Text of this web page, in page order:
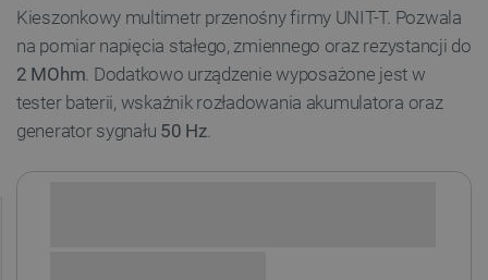
Kieszonkowy multimetr przenośnyfirmy UNIT-T. Pozwala
na pomiar napięcia stałego, zmiennego oraz rezystancji do
2 MOhm. Dodatkowo urządzenie wyposażone jest w
tester baterii, wskaźnik rozładowania akumulatora oraz
generator sygnału 50 Hz.